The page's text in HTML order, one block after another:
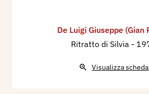
De Luigi Giuseppe (Gian
Ritratto di Silvia -
Visualizza scheda